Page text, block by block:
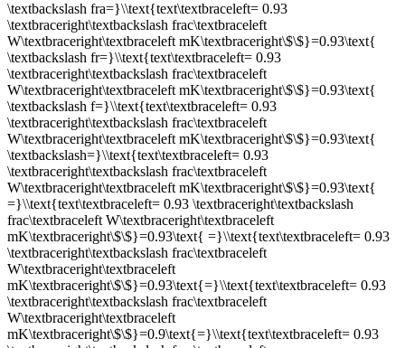
\textbackslash fra=}\\text{text\textbraceleft= 0.93
\textbraceright\textbackslash frac\textbraceleft
W\textbraceright\textbraceleft mK\textbraceright\$\$}=0.93\text{
\textbackslash fr=}\\text{text\textbraceleft= 0.93
\textbraceright\textbackslash frac\textbraceleft
W\textbraceright\textbraceleft mK\textbraceright\$\$}=0.93\text{
\textbackslash f=}\\text{text\textbraceleft= 0.93
\textbraceright\textbackslash frac\textbraceleft
W\textbraceright\textbraceleft mK\textbraceright\$\$}=0.93\text{
\textbackslash=}\\text{text\textbraceleft= 0.93
\textbraceright\textbackslash frac\textbraceleft
W\textbraceright\textbraceleft mK\textbraceright\$\$}=0.93\text{
=}\\text{text\textbraceleft= 0.93 \textbraceright\textbackslash
frac\textbraceleft W\textbraceright\textbraceleft
mK\textbraceright\$\$}=0.93\text{ =}\\text{text\textbraceleft= 0.93
\textbraceright\textbackslash frac\textbraceleft
W\textbraceright\textbraceleft
mK\textbraceright\$\$}=0.93\text{=}\\text{text\textbraceleft= 0.93
\textbraceright\textbackslash frac\textbraceleft
W\textbraceright\textbraceleft
mK\textbraceright\$\$}=0.9\text{=}\\text{text\textbraceleft= 0.93